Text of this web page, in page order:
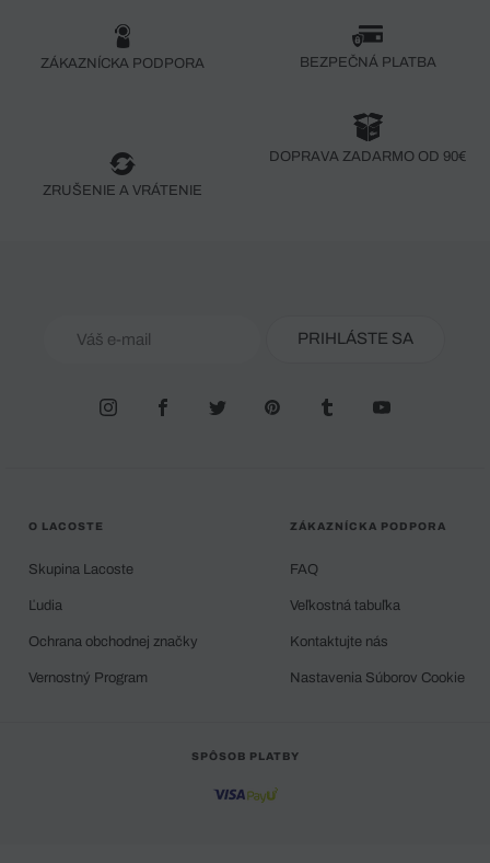
ZÁKAZNÍCKA PODPORA BEZPEČNÁ PLATBA
ZRUŠENIE A VRÁTENIE
DOPRAVA ZADARMO OD 90€
PRIHLÁSTE SA
O LACOSTE
Skupina Lacoste
Ľudia
Ochrana obchodnej značky
Vernostný Program
ZÁKAZNÍCKA PODPORA
FAQ
Veľkostná tabuľka
Kontaktujte nás
Nastavenia Súborov Cookie
SPÔSOB PLATBY